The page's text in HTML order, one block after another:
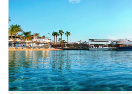
Sakkala liggen prachtige hotels,
strand. Ten zuiden van de stad
Hurghada. Na aankomst lig je in
een cocktail aan het strand of
heerlijke gerechten in het
vers bereid; van een lekkere
tot echte Egyptische falafel.